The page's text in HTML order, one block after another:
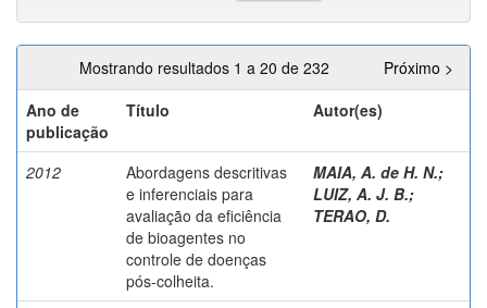
Mostrando resultados 1 a 20 de 232
Próximo >
Ano de
publicação
Título Autor(es)
2012
Abordagens descritivas
e inferenciais para
avaliação da eficiência
de bioagentes no
controle de doenças
pós-colheita.
MAIA, A. de H. N.;
LUIZ, A. J. B.;
TERAO, D.